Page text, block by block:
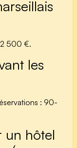
2 500 €.
les
: 90-
un hôtel